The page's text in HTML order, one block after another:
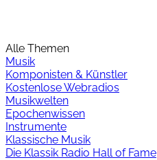
Alle Themen
Musik
Komponisten & Künstler
Kostenlose Webradios
Musikwelten
Epochenwissen
Instrumente
Klassische Musik
Die Klassik Radio Hall of Fame